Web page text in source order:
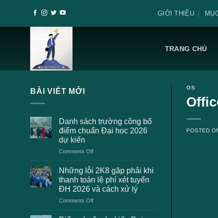
GIỚI THIỆU
TRANG CHỦ
BÀI VIẾT MỚI
Danh sách trường công bố
điểm chuẩn Đại học 2026
dự kiến
Comments Offon
sách
trường
công
bố
điểm
Đại
Những lỗi 2K8 gặp phải khi
thanh toán lệ phí xét tuyển
ĐH 2026 và cách xử lý
Comments Offon
lỗi
OS
POSTED